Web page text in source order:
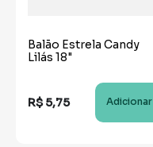
Balão Estrela Candy
Lilás 18"
R$ 5,75 Adicionar